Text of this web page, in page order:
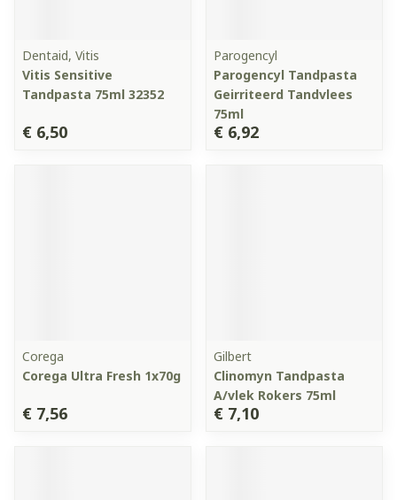
Dentaid, Vitis
Vitis Sensitive
Tandpasta 75ml 32352
€ 6,50
Parogencyl
Parogencyl Tandpasta
Geirriteerd Tandvlees
75ml
€ 6,92
Corega
Corega Ultra Fresh 1x70g
€ 7,56
Gilbert
Clinomyn Tandpasta
A/vlek Rokers 75ml
€ 7,10